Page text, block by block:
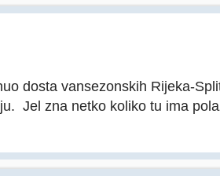
dosta vansezonskih Rijeka-
Jel zna netko koliko tu ima